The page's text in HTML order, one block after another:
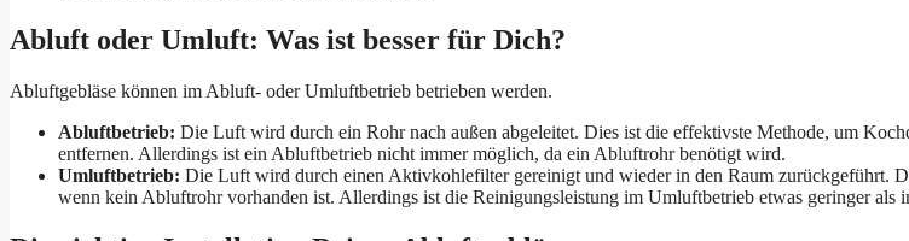
Abluft oder Umluft: Was ist besser für Dich?
Abluftgebläse können im Abluft- oder Umluftbetrieb betrieben werden.
Abluftbetrieb: Die Luft wird durch ein Rohr nach außen abgeleitet. Dies ist die effektivste Methode, um
entfernen. Allerdings ist ein Abluftbetrieb nicht immer möglich, da ein Abluftrohr benötigt wird.
Umluftbetrieb: Die Luft wird durch einen Aktivkohlefilter gereinigt und wieder in den Raum zurückgeführt.
wenn kein Abluftrohr vorhanden ist. Allerdings ist die Reinigungsleistung im Umluftbetrieb etwas geringer als